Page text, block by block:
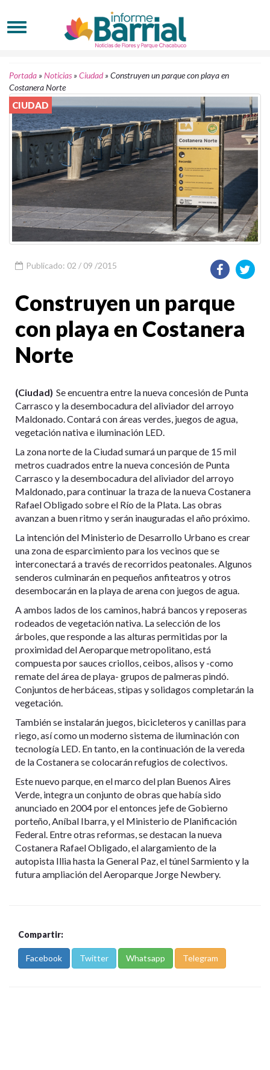
Portada »Noticias »Ciudad»Construyen un parque con playa en
Costanera Norte
CIUDAD
Publicado: 02 / 09 /2015
Construyen un parque
con playa en Costanera
Norte
(Ciudad) Se encuentra entre la nueva concesión de Punta
Carrasco y la desembocadura del aliviador del arroyo
Maldonado. Contará con áreas verdes, juegos de agua,
vegetación nativa e iluminación LED.
La zona norte de la Ciudad sumará un parque de 15 mil
metros cuadrados entre la nueva concesión de Punta
Carrasco y la desembocadura del aliviador del arroyo
Maldonado, para continuar la traza de la nueva Costanera
Rafael Obligado sobre el Río de la Plata. Las obras
avanzan a buen ritmo y serán inauguradas el año próximo.
La intención del Ministerio de Desarrollo Urbano es crear
una zona de esparcimiento para los vecinos que se
interconectará a través de recorridos peatonales. Algunos
senderos culminarán en pequeños anfiteatros y otros
desembocarán en la playa de arena con juegos de agua.
A ambos lados de los caminos, habrá bancos y reposeras
rodeados de vegetación nativa. La selección de los
árboles, que responde a las alturas permitidas por la
proximidad del Aeroparque metropolitano, está
compuesta por sauces criollos, ceibos, alisos y -como
remate del área de playa- grupos de palmeras pindó.
Conjuntos de herbáceas, stipas y solidagos completarán la
vegetación.
También se instalarán juegos, bicicleteros y canillas para
riego, así como un moderno sistema de iluminación con
tecnología LED. En tanto, en la continuación de la vereda
de la Costanera se colocarán refugios de colectivos.
Este nuevo parque, en el marco del plan Buenos Aires
Verde, integra un conjunto de obras que había sido
anunciado en 2004 por el entonces jefe de Gobierno
porteño, Aníbal Ibarra, y el Ministerio de Planificación
Federal. Entre otras reformas, se destacan la nueva
Costanera Rafael Obligado, el alargamiento de la
autopista Illia hasta la General Paz, el túnel Sarmiento y la
futura ampliación del Aeroparque Jorge Newbery.
Compartir:
Facebook Twitter Whatsapp Telegram